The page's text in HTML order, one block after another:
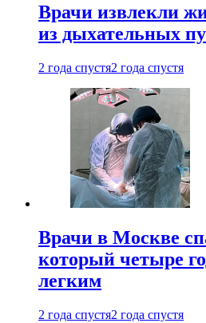
Врачи извлекли
из дыхательных
2 года спустя2 года спустя
Врачи в Москве
который четыре
легким
2 года спустя2 года спустя